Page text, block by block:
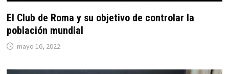
El Club de Roma y su objetivo de controlar la
población mundial
mayo 16, 2022